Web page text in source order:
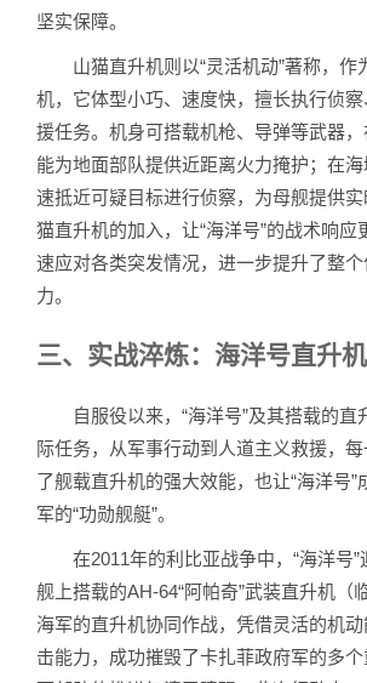
坚实保障。
山猫直升机则以“灵活机动”著称，作
机，它体型小巧、速度快，擅长执行侦
援任务。机身可搭载机枪、导弹等武器，
能为地面部队提供近距离火力掩护；在
速抵近可疑目标进行侦察，为母舰提供
猫直升机的加入，让“海洋号”的战术响应
速应对各类突发情况，进一步提升了整
力。
三、实战淬炼：海洋号直升
自服役以来，“海洋号”及其搭载的直
际任务，从军事行动到人道主义救援，
了舰载直升机的强大效能，也让“海洋号”
军的“功勋舰艇”。
在2011年的利比亚战争中，“海洋号”
舰上搭载的AH-64“阿帕奇”武装直升机（
海军的直升机协同作战，凭借灵活的机
击能力，成功摧毁了卡扎菲政府军的多